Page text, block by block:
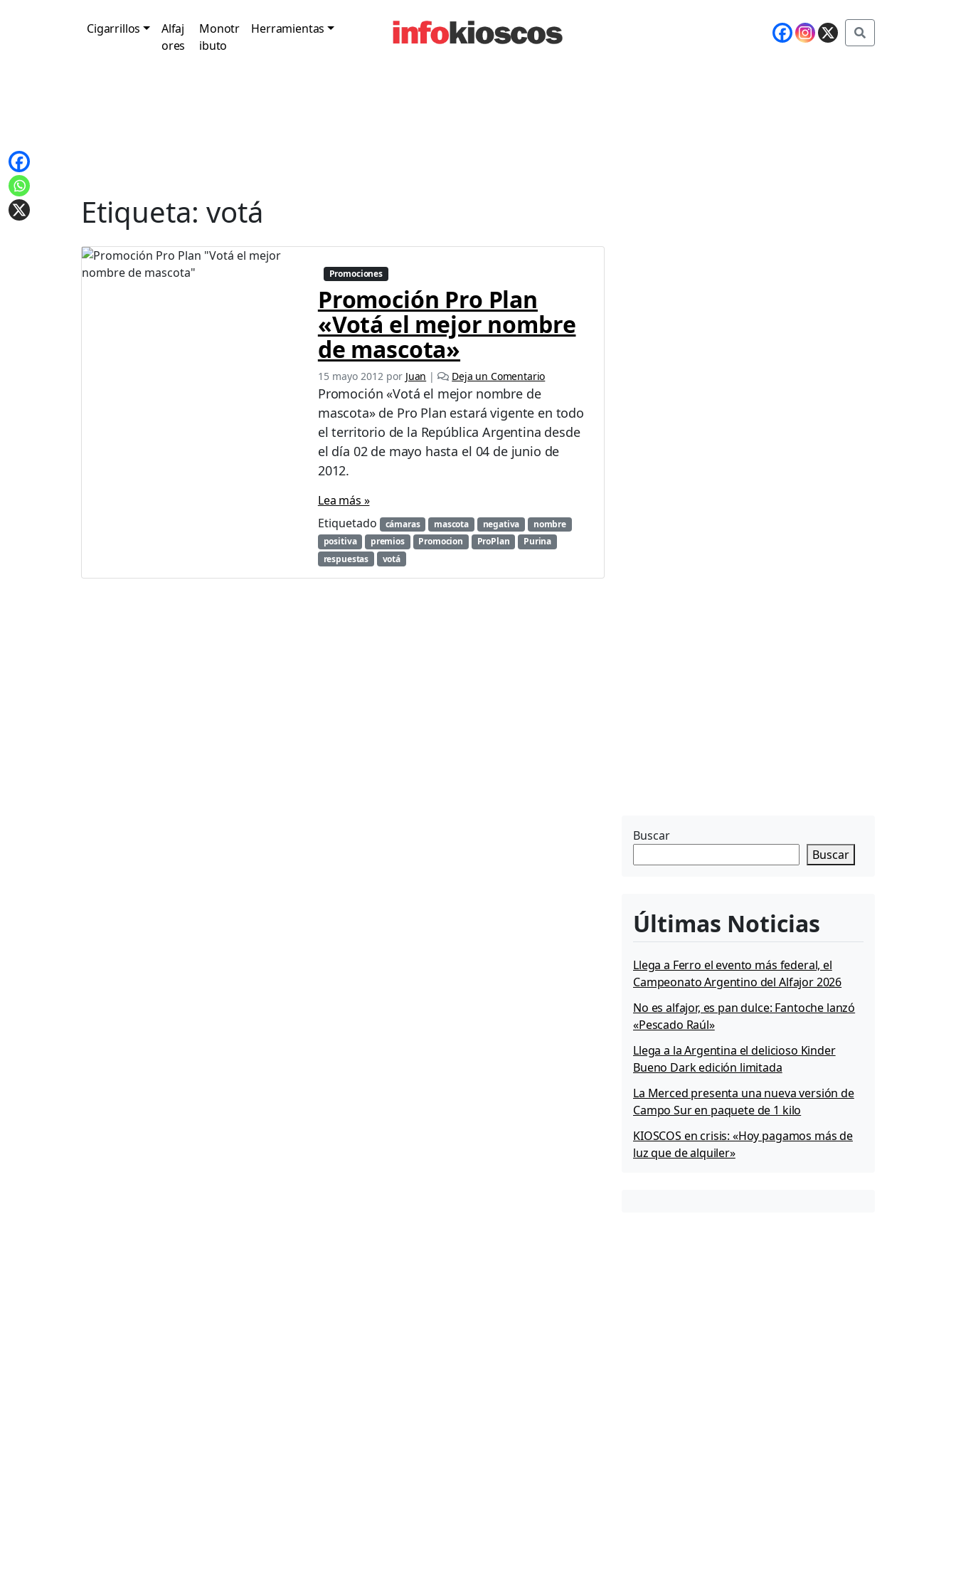
Cigarrillos
Alfaj
ores
Monotr
ibuto
Herramientas
Etiqueta: votá
Promociones
Promoción Pro Plan
«Votá el mejor nombre
de mascota»
15 mayo 2012por Juan | Deja un Comentario
Promoción «Votá el mejor nombre de
mascota» de Pro Plan estará vigente en todo
el territorio de la República Argentina desde
el día 02 de mayo hasta el 04 de junio de
2012.
Lea más »
Etiquetado
cámaras mascota negativa
nombre
positiva
premios Promocion ProPlan
Purina
respuestas
votá
Buscar
Buscar
Últimas Noticias
Llega a Ferro el evento más federal, el
Campeonato Argentino del Alfajor 2026
No es alfajor, es pan dulce: Fantoche lanzó
«Pescado Raúl»
Llega a la Argentina el delicioso Kinder
Bueno Dark edición limitada
La Merced presenta una nueva versión de
Campo Sur en paquete de 1 kilo
KIOSCOS en crisis: «Hoy pagamos más de
luz que de alquiler»